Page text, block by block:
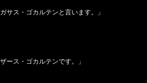
サス・ゴカルテンと言います。」
ース・ゴカルテンです。」